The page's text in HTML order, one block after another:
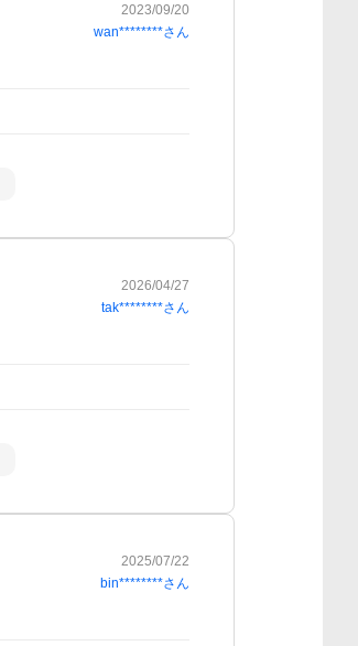
2023/09/20
wan********さん
2026/04/27
tak********さん
2025/07/22
bin********さん